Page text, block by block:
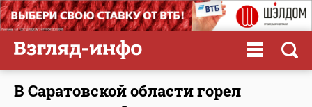
В Саратовской области горел